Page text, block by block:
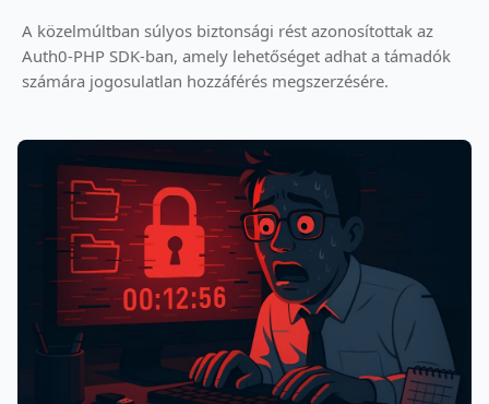
A közelmúltban súlyos biztonsági rést azonosítottak az
Auth0-PHP SDK-ban, amely lehetőséget adhat a támadók
számára jogosulatlan hozzáférés megszerzésére.